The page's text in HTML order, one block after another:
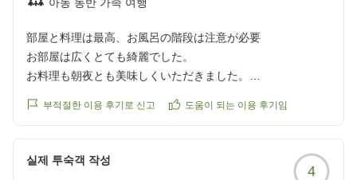
また違う季節にも行きたいと思います(^^)/
他の画像やクチコミの詳細はこちらから
https://review.travel.rakuten.co.jp/hotel/voice/37876?
部屋と料理は最高、お風呂の階段は注意が必要
お部屋は広くとても綺麗でした。
お料理も朝夜とも美味しくいただきました。
お風呂に階段があり、滑るのではないかと恐る恐る歩きまし
부적절한 이용 후기로 신고 도움이 되는 이용 후기임
실제 투숙객 작성
4